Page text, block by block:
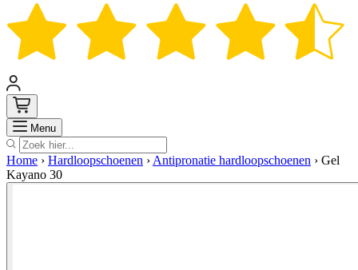
Menu Zoek
Home › Hardloopschoenen › Antipronatie hardloopschoenen › Gel
Kayano 30